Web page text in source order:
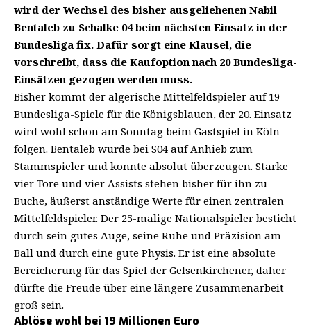
wird der Wechsel des bisher ausgeliehenen Nabil
Bentaleb zu Schalke 04 beim nächsten Einsatz in der
Bundesliga fix. Dafür sorgt eine Klausel, die
vorschreibt, dass die Kaufoption nach 20 Bundesliga-
Einsätzen gezogen werden muss.
Bisher kommt der algerische Mittelfeldspieler auf 19
Bundesliga-Spiele für die Königsblauen, der 20. Einsatz
wird wohl schon am Sonntag beim Gastspiel in Köln
folgen. Bentaleb wurde bei S04 auf Anhieb zum
Stammspieler und konnte absolut überzeugen. Starke
vier Tore und vier Assists stehen bisher für ihn zu
Buche, äußerst anständige Werte für einen zentralen
Mittelfeldspieler. Der 25-malige Nationalspieler besticht
durch sein gutes Auge, seine Ruhe und Präzision am
Ball und durch eine gute Physis. Er ist eine absolute
Bereicherung für das Spiel der Gelsenkirchener, daher
dürfte die Freude über eine längere Zusammenarbeit
groß sein.
Ablöse wohl bei 19 Millionen Euro